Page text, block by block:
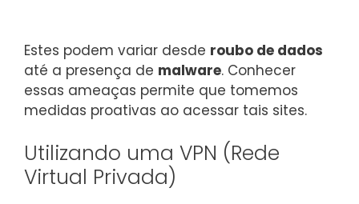
Estes podem variar desde roubo de dados
até a presença de malware. Conhecer
essas ameaças permite que tomemos
medidas proativas ao acessar tais sites.
Utilizando uma VPN (Rede
Virtual Privada)